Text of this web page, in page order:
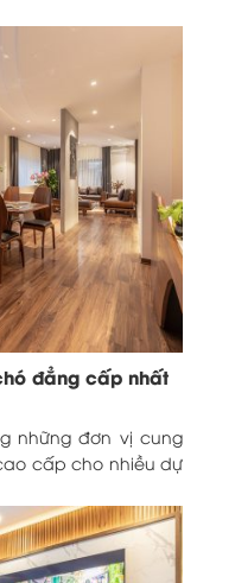
đẳng cấp nhất
những đơn vị cung
cấp cho nhiều dự